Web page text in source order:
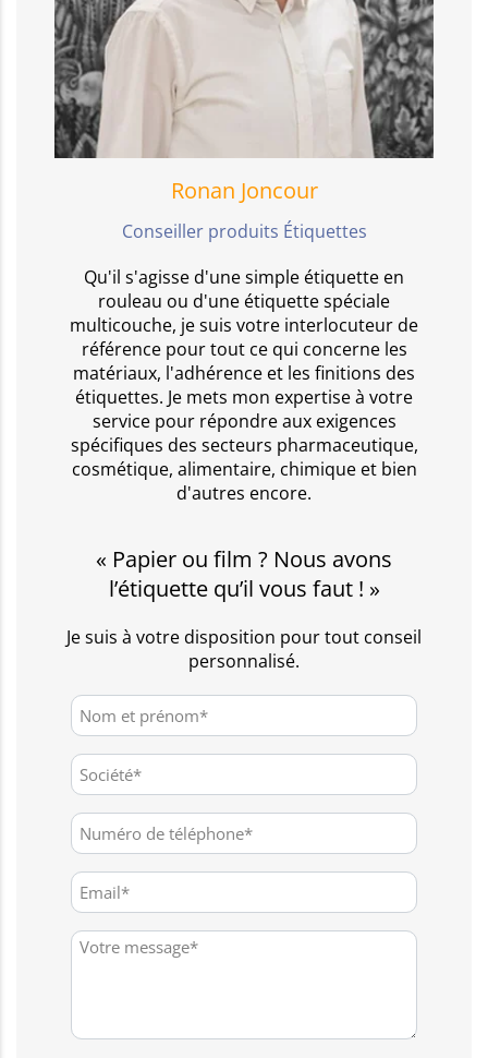
Ronan Joncour
Conseiller produits Étiquettes
Qu'il s'agisse d'une simple étiquette en
rouleau ou d'une étiquette spéciale
multicouche, je suis votre interlocuteur de
référence pour tout ce qui concerne les
matériaux, l'adhérence et les finitions des
étiquettes. Je mets mon expertise à votre
service pour répondre aux exigences
spécifiques des secteurs pharmaceutique,
cosmétique, alimentaire, chimique et bien
d'autres encore.
« Papier ou film ? Nous avons
l’étiquette qu’il vous faut ! »
Je suis à votre disposition pour tout conseil
personnalisé.